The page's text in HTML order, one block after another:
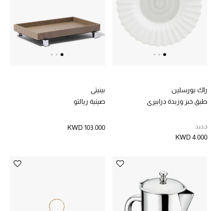
راك بورسلين
طبق خبز وزبدة درابيري
جديد
KWD 4.000
بينيتي
صينية ريالتو
KWD 103.000